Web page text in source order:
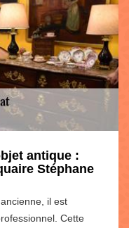
antique :
Stéphane
il est
Cette